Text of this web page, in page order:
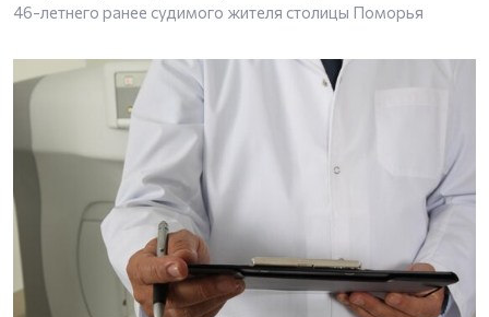
46-летнего ранее судимого жителя столицы Поморья